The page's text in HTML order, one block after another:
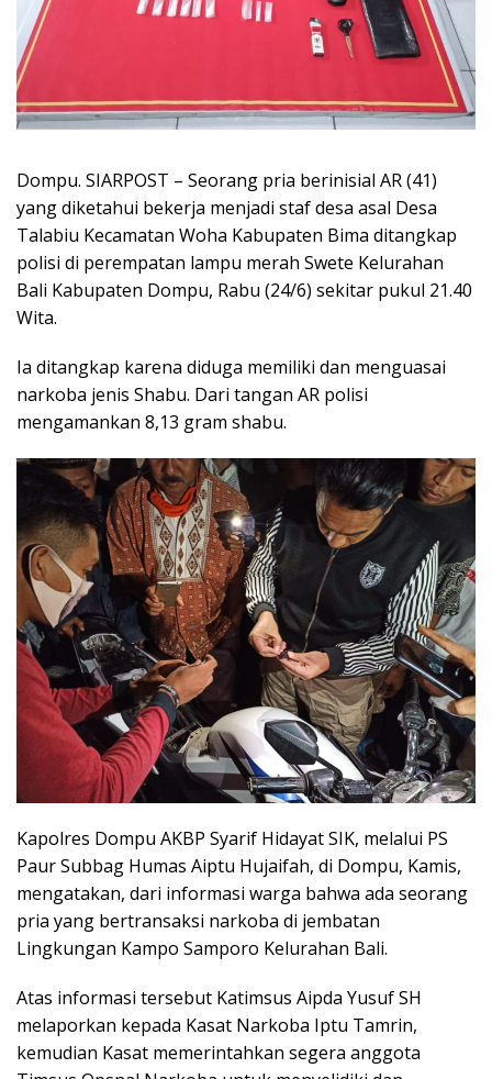
Dompu. SIARPOST – Seorang pria berinisial AR (41)
yang diketahui bekerja menjadi staf desa asal Desa
Talabiu Kecamatan Woha Kabupaten Bima ditangkap
polisi di perempatan lampu merah Swete Kelurahan
Bali Kabupaten Dompu, Rabu (24/6) sekitar pukul 21.40
Wita.
Ia ditangkap karena diduga memiliki dan menguasai
narkoba jenis Shabu. Dari tangan AR polisi
mengamankan 8,13 gram shabu.
Kapolres Dompu AKBP Syarif Hidayat SIK, melalui PS
Paur Subbag Humas Aiptu Hujaifah, di Dompu, Kamis,
mengatakan, dari informasi warga bahwa ada seorang
pria yang bertransaksi narkoba di jembatan
Lingkungan Kampo Samporo Kelurahan Bali.
Atas informasi tersebut Katimsus Aipda Yusuf SH
melaporkan kepada Kasat Narkoba Iptu Tamrin,
kemudian Kasat memerintahkan segera anggota